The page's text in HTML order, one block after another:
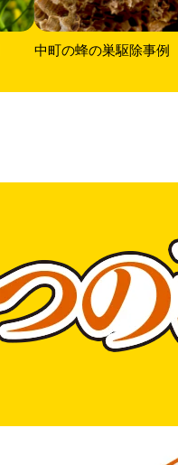
中町の蜂の巣駆除事例